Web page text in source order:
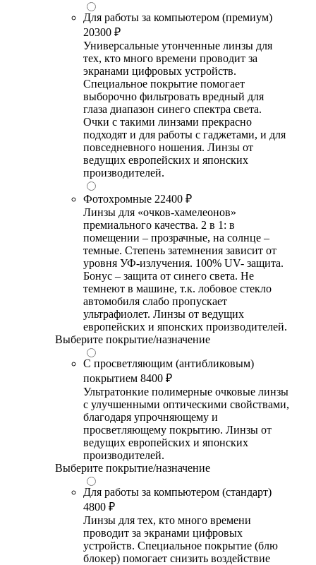
Для работы за компьютером (премиум)
20300 ₽
Универсальные утонченные линзы для
тех, кто много времени проводит за
экранами цифровых устройств.
Специальное покрытие помогает
выборочно фильтровать вредный для
глаза диапазон синего спектра света.
Очки с такими линзами прекрасно
подходят и для работы с гаджетами, и для
повседневного ношения. Линзы от
ведущих европейских и японских
производителей.
Фотохромные 22400 ₽
Линзы для «очков-хамелеонов»
премиального качества. 2 в 1: в
помещении – прозрачные, на солнце –
темные. Степень затемнения зависит от
уровня УФ-излучения. 100% UV- защита.
Бонус – защита от синего света. Не
темнеют в машине, т.к. лобовое стекло
автомобиля слабо пропускает
ультрафиолет. Линзы от ведущих
европейских и японских производителей.
Выберите покрытие/назначение
С просветляющим (антибликовым)
покрытием 8400 ₽
Ультратонкие полимерные очковые линзы
с улучшенными оптическими свойствами,
благодаря упрочняющему и
просветляющему покрытию. Линзы от
ведущих европейских и японских
производителей.
Выберите покрытие/назначение
Для работы за компьютером (стандарт)
4800 ₽
Линзы для тех, кто много времени
проводит за экранами цифровых
устройств. Специальное покрытие (блю
блокер) помогает снизить воздействие